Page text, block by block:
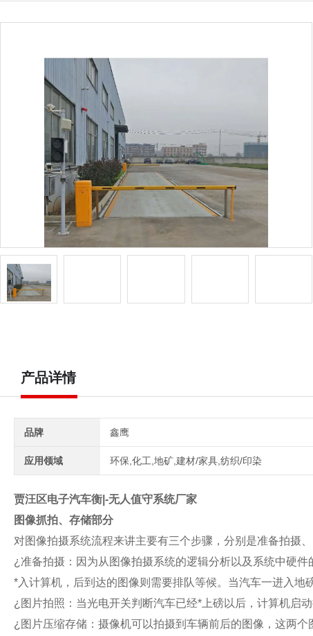
产品详情
品牌 鑫鹰
应用领域 环保,化工,地矿,建材/家具,纺织/印染
贾汪区电子汽车衡|-无人值守系统厂家
图像抓拍、存储部分
对图像拍摄系统流程来讲主要有三个步骤，分别是准备拍摄、
¿ 准备拍摄：因为从图像拍摄系统的逻辑分析以及系统中硬
*入计算机，后到达的图像则需要排队等候。当汽车一进入地
¿ 图片拍照：当光电开关判断汽车已经*上磅以后，计算机启
¿ 图片压缩存储：摄像机可以拍摄到车辆前后的图像，这两